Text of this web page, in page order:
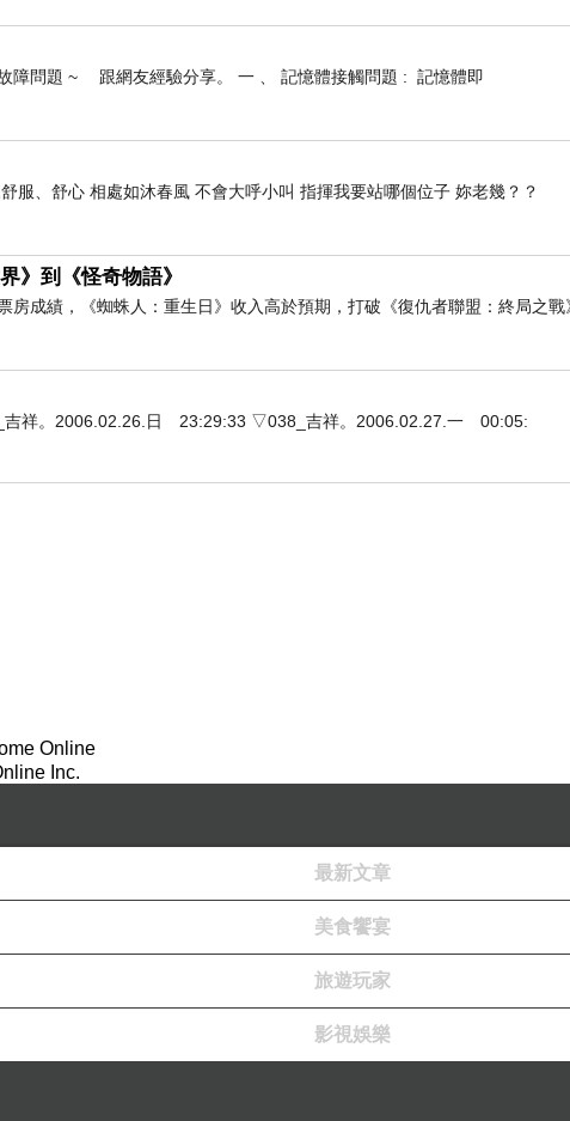
障問題 ~ 跟網友經驗分享。 一 、 記憶體接觸問題 : 記憶體即
服、舒心 相處如沐春風 不會大呼小叫 指揮我要站哪個位子 妳老幾？？
》到《怪奇物語》
房成績，《蜘蛛人：重生日》收入高於預期，打破《復仇者聯盟：終局之戰
吉祥。2006.02.26.日 23:29:33 ▽038_吉祥。2006.02.27.一 00:05:
Online
Inc.
最新文章
美食饗宴
旅遊玩家
影視娛樂